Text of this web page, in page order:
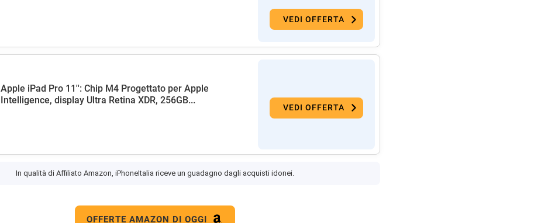
VEDI OFFERTA
Apple iPad Pro 11'': Chip M4 Progettato per Apple
Intelligence, display Ultra Retina XDR, 256GB...
VEDI OFFERTA
In qualità di Affiliato Amazon, iPhoneItalia riceve un guadagno dagli acquisti idonei.
OFFERTE AMAZON DI OGGI